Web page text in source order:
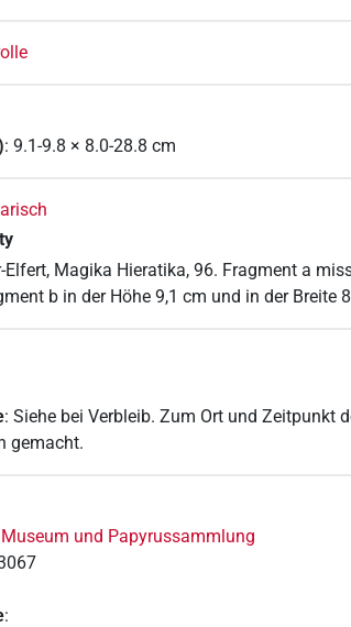
:9.1-9.8 × 8.0-28.8 cm
Magika Hieratika, 96. Fragment a
b in der Höhe 9,1 cm und in der Breite
:Siehe bei Verbleib. Zum Ort und Zeitpunkt
gemacht.
und Papyrussammlung
: